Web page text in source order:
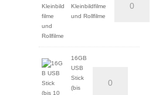
Kleinbildfilme
und Rollfilme
16GB
USB
Stick
(bis